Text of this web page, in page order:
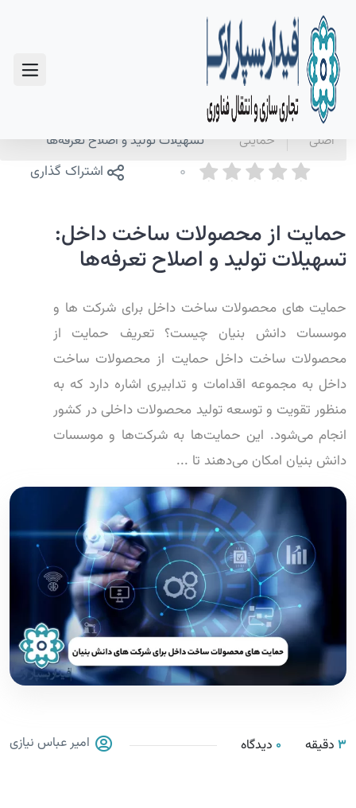
صفحه
اصلی
110 برنامه
حمایتی
تسهیلات تولید و اصلاح تعرفه‌ها
0 اشتراک گذاری
حمایت از محصولات ساخت داخل:
تسهیلات تولید و اصلاح تعرفه‌ها
حمایت های محصولات ساخت داخل برای شرکت ها و
موسسات دانش بنیان چیست؟ تعریف حمایت از
محصولات ساخت داخل حمایت از محصولات ساخت
داخل به مجموعه اقدامات و تدابیری اشاره دارد که به
منظور تقویت و توسعه تولید محصولات داخلی در کشور
انجام می‌شود. این حمایت‌ها به شرکت‌ها و موسسات
دانش بنیان امکان می‌دهند تا ...
3 دقیقه 0 دیدگاه امیر عباس نیازی